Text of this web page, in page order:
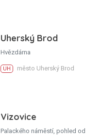
Uherský Brod
Hvězdárna
UH město Uherský Brod
Vizovice
Palackého náměstí, pohled od